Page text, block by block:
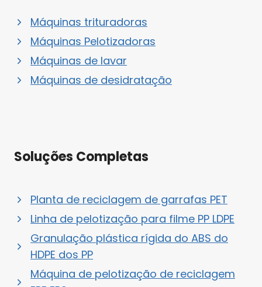
Máquinas trituradoras
Máquinas Pelotizadoras
Máquinas de lavar
Máquinas de desidratação
Soluções Completas
Planta de reciclagem de garrafas PET
Linha de pelotização para filme PP LDPE
Granulação plástica rígida do ABS do
HDPE dos PP
Máquina de pelotização de reciclagem